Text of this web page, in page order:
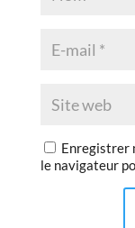
Enregistrer
le navigateur